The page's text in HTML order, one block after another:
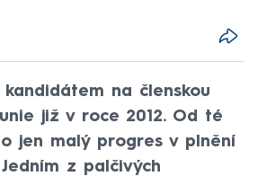
na členskou
již v roce 2012. Od té
jen malý progres v plnění
z palčivých